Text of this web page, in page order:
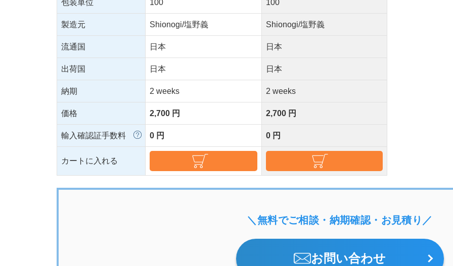
包装単位 100 100
製造元 Shionogi/塩野義 Shionogi/塩野義
流通国 日本 日本
出荷国 日本 日本
納期 2 weeks 2 weeks
価格 2,700 円 2,700 円
輸入確認証手数料 0 円 0 円
カートに入れる
＼無料でご相談・納期確認・お見積り／
お問い合わせ